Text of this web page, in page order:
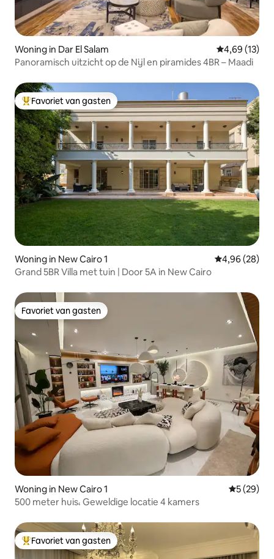
Woning in Dar El Salam Gemiddelde
4,69 (13)
Panoramisch uitzicht op de Nijl en piramides 4BR – Maadi
Topfavoriet van gasten
Favoriet van gasten
Woning in New Cairo 1 Gemiddelde
4,96 (28)
Grand 5BR Villa met tuin | Door 5A in New Cairo
Favoriet van gasten
Favoriet van gasten
Woning in New Cairo 1
5 (29)
500 meter huis، Geweldige locatie 4 kamers
Topfavoriet van gasten
Favoriet van gasten